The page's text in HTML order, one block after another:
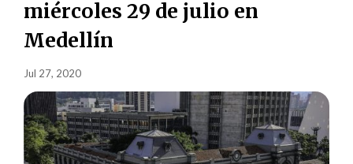
miércoles 29 de julio en
Medellín
Jul 27, 2020